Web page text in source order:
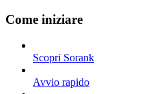
Come iniziare
Scopri Sorank
Avvio rapido